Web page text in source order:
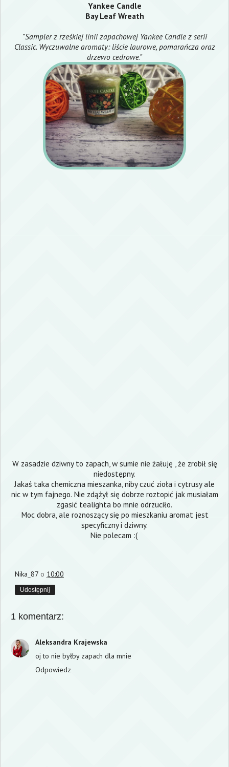
Yankee Candle
Bay Leaf Wreath
"Sampler z rześkiej linii zapachowej Yankee Candle z serii
Classic. Wyczuwalne aromaty: liście laurowe, pomarańcza oraz
drzewo cedrowe."
W zasadzie dziwny to zapach, w sumie nie żałuję , że zrobił się
niedostępny.
Jakaś taka chemiczna mieszanka, niby czuć zioła i cytrusy ale
nic w tym fajnego. Nie zdążył się dobrze roztopić jak musiałam
zgasić tealighta bo mnie odrzuciło.
Moc dobra, ale roznoszący się po mieszkaniu aromat jest
specyficzny i dziwny.
Nie polecam :(
Nika_87 o 10:00
Udostępnij
1 komentarz:
Aleksandra Krajewska
oj to nie byłby zapach dla mnie
Odpowiedz